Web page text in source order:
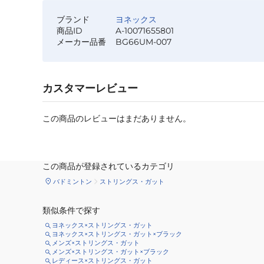
ブランド
ヨネックス
商品ID
A-10071655801
メーカー品番
BG66UM-007
カスタマーレビュー
この商品のレビューはまだありません。
この商品が登録されているカテゴリ
バドミントン ストリングス・ガット
類似条件で探す
ヨネックス×ストリングス・ガット
ヨネックス×ストリングス・ガット×ブラック
メンズ×ストリングス・ガット
メンズ×ストリングス・ガット×ブラック
レディース×ストリングス・ガット